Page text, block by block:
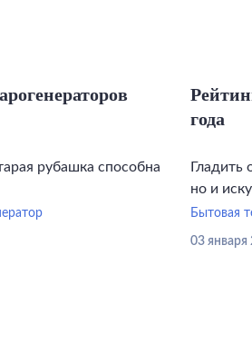
рубашка способна
года
Гладить
но и
Бытовая
03 января